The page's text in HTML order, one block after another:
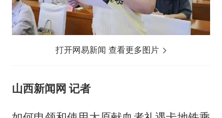
打开网易新闻 查看更多图片
山西新闻网 记者